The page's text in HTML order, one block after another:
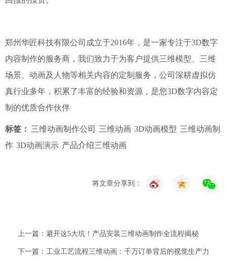
郑州华匠科技有限公司成立于2016年，是一家专注于3D数字
内容制作的服务商，我们致力于为客户提供三维模型、三维
场景、动画及人物等相关内容的定制服务，公司深耕虚拟仿
真行业多年，积累了丰富的经验和资源，是您3D数字内容定
制的优质合作伙伴
标签： 三维动画制作公司 三维动画 3D动画模型 三维动画制
作 3D动画演示 产品介绍三维动画
将文章分享到：
上一篇：避开这5大坑！产品安装三维动画制作全流程揭秘
下一篇：工业工艺流程三维动画：千万订单背后的视觉生产力